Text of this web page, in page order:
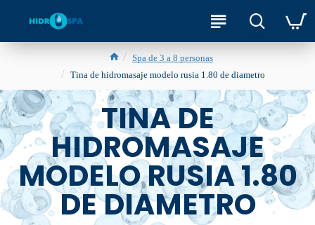
Spa de 3 a 8 personas
Tina de hidromasaje modelo rusia 1.80 de diametro
TINA DE
HIDROMASAJE
MODELO RUSIA 1.80
DE DIAMETRO